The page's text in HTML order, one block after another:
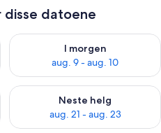
datoene
8 - aug. 9
I morgen
aug. 9 - aug. 10
Sjekk tilgjengelighet for i
aug. 14 - aug. 16
Neste helg
aug. 21 - aug. 23
Sjekk tilgjengelighet for